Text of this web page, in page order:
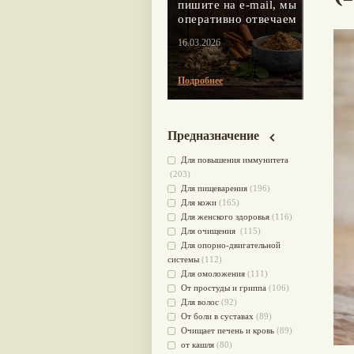
пишите на e-mail, мы
оперативно отвечаем
16.03.2026
Подробнее
Предназначение
Для повышения иммунитета
(203)
Для пищеварения (196)
Для кожи (165)
Для женского здоровья (116)
Для очищения (115)
Для опорно-двигательной
системы (112)
Для омоложения (111)
От простуды и гриппа (106)
Для волос (92)
От боли в суставах (89)
Очищает печень и кровь (89)
от кашля (80)